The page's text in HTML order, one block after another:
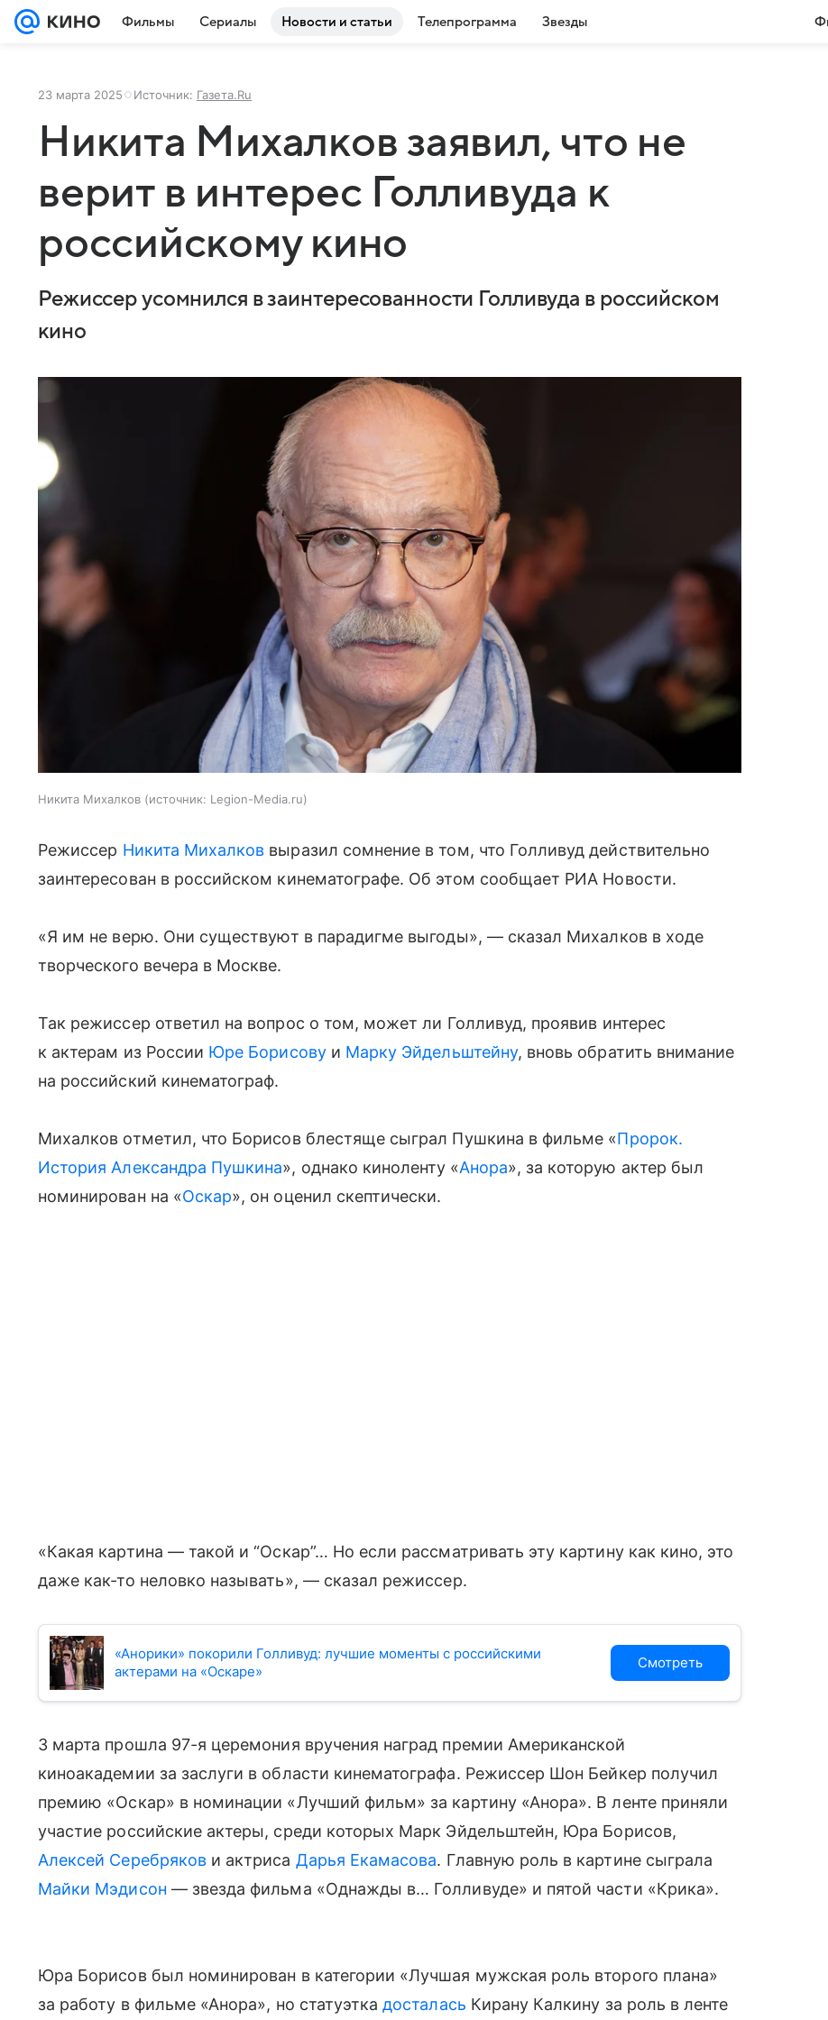
Фильмы Сериалы Новости и статьи Телепрограмма Звезды
23 марта 2025 Источник: Газета.Ru
Никита Михалков заявил, что не
верит в интерес Голливуда к
российскому кино
Режиссер усомнился в заинтересованности Голливуда в российском
кино
Никита Михалков источник: Legion-Media.ru
Режиссер Никита Михалков выразил сомнение в том, что Голливуд действительно
заинтересован в российском кинематографе. Об этом сообщает РИА Новости.
«Я им не верю. Они существуют в парадигме выгоды», — сказал Михалков в ходе
творческого вечера в Москве.
Так режиссер ответил на вопрос о том, может ли Голливуд, проявив интерес
к актерам из России Юре Борисовуи Марку Эйдельштейну, вновь обратить внимание
на российский кинематограф.
Михалков отметил, что Борисов блестяще сыграл Пушкина в фильме «Пророк.
История Александра Пушкина», однако киноленту «Анора», за которую актер был
номинирован на «Оскар», он оценил скептически.
«Какая картина — такой и “Оскар”… Но если рассматривать эту картину как кино, это
даже как-то неловко называть», — сказал режиссер.
«Анорики» покорили Голливуд: лучшие моменты с российскими
актерами на «Оскаре»
Смотреть
3 марта прошла 97-я церемония вручения наград премии Американской
киноакадемии за заслуги в области кинематографа. Режиссер Шон Бейкер получил
премию «Оскар» в номинации «Лучший фильм» за картину «Анора». В ленте приняли
участие российские актеры, среди которых Марк Эйдельштейн, Юра Борисов,
Алексей Серебрякови актриса Дарья Екамасова. Главную роль в картине сыграла
Майки Мэдисон — звезда фильма «Однажды в… Голливуде» и пятой части «Крика».
Юра Борисов был номинирован в категории «Лучшая мужская роль второго плана»
за работу в фильме «Анора», но статуэткадосталась Кирану Калкину за роль в ленте